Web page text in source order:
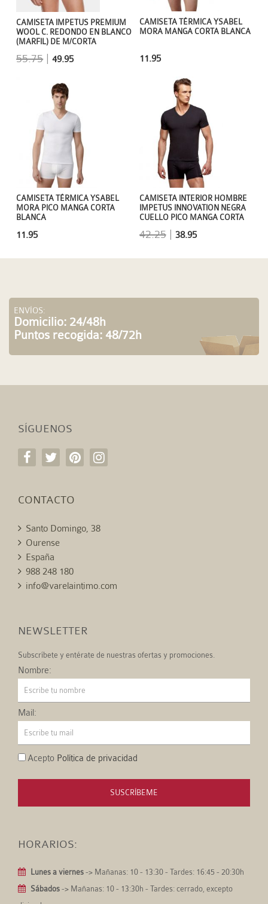
CAMISETA TÉRMICA YSABEL
MORA MANGA CORTA BLANCA
11.95
CAMISETA IMPETUS PREMIUM
WOOL C. REDONDO EN BLANCO
(MARFIL) DE M/CORTA
55.75 |49.95
CAMISETA INTERIOR HOMBRE
IMPETUS INNOVATION NEGRA
CUELLO PICO MANGA CORTA
42.25| 38.95
CAMISETA TÉRMICA YSABEL
MORA PICO MANGA CORTA
BLANCA
11.95
ENVÍOS:
Domicilio: 24/48h
Puntos recogida: 48/72h
SÍGUENOS
CONTACTO
Santo Domingo, 38
Ourense
España
988 248 180
info@varelaintimo.com
NEWSLETTER
Subscríbete y entérate de nuestras ofertas y promociones.
Nombre:
Mail:
Acepto Política de privacidad
SUSCRÍBEME
HORARIOS:
Lunes a viernes -> Mañanas: 10 - 13:30 - Tardes: 16:45 - 20:30h
Sábados -> Mañanas: 10 - 13:30h - Tardes: cerrado, excepto